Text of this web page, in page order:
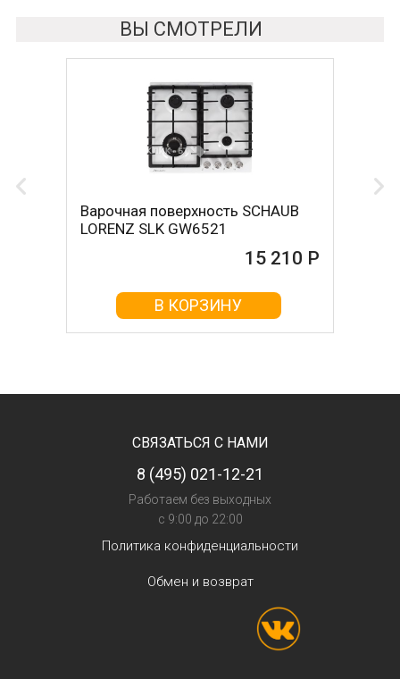
ВЫ СМОТРЕЛИ
Варочная поверхность SCHAUB
LORENZ SLK GW6521
15 210 Р
В КОРЗИНУ
СВЯЗАТЬСЯ С НАМИ
8 (495) 021-12-21
Работаем без выходных
с 9:00 до 22:00
Политика конфиденциальности
Обмен и возврат